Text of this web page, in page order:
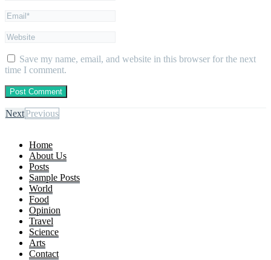
Save my name, email, and website in this browser for the next
time I comment.
NextPrevious
Home
About Us
Posts
Sample Posts
World
Food
Opinion
Travel
Science
Arts
Contact